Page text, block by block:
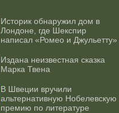
Историк обнаружил дом в
Лондоне, где Шекспир
написал «Ромео и Джульетту»
Издана неизвестная сказка
Марка Твена
В Швеции вручили
альтернативную Нобелевскую
премию по литературе